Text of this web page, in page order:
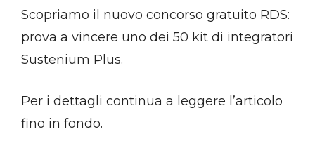
Scopriamo il nuovo concorso gratuito RDS:
prova a vincere uno dei 50 kit di integratori
Sustenium Plus.
Per i dettagli continua a leggere l’articolo
fino in fondo.